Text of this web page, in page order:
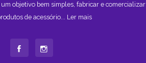
objetivo bem simples, fabricar e comercializar
de acessório... Ler mais